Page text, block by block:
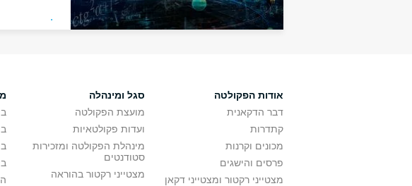
.
אודות הפקולטה
דבר הדקאנית
קתדרות
מכונים וקרנות
פרסים והישגים
מצטייני רקטור ומצטייני דקאן
סגל ומינהלה
מועצת הפקולטה
ועדות פקולטאיות
מינהלת הפקולטה ומזכירות
סטודנטים
מצטייני רקטור בהוראה